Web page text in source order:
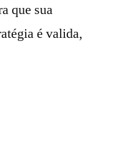
que sua
é valida,